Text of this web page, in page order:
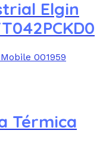
Elgin
Térmica